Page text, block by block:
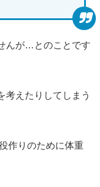
んが…とのことです
考えたりしてしまう
作りのために体重